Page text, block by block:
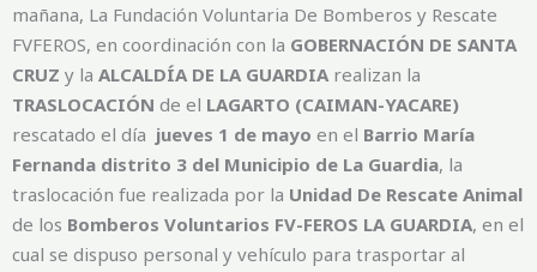
mañana, La Fundación Voluntaria De Bomberos y Rescate
FVFEROS, en coordinación con la GOBERNACIÓN DE SANTA
CRUZ y la ALCALDÍA DE LA GUARDIA realizan la
TRASLOCACIÓN de el LAGARTO (CAIMAN-YACARE)
rescatado el día jueves 1 de mayo en el Barrio María
Fernanda distrito 3 del Municipio de La Guardia, la
traslocación fue realizada por la Unidad De Rescate Animal
de los Bomberos Voluntarios FV-FEROS LA GUARDIA, en el
cual se dispuso personal y vehículo para trasportar al